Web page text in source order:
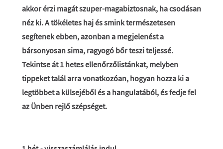
akkor érzi magát szuper-magabiztosnak, ha csodásan
néz ki. A tökéletes haj és smink természetesen
segítenek ebben, azonban a megjelenést a
bársonyosan sima, ragyogó bőr teszi teljessé.
Tekintse át 1 hetes ellenőrzőlistánkat, melyben
tippeket talál arra vonatkozóan, hogyan hozza ki a
legtöbbet a külsejéből és a hangulatából, és fedje fel
az Ünben rejlő szépséget.